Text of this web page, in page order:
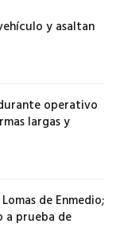
y asaltan
operativo
largas y
de Enmedio;
a prueba de